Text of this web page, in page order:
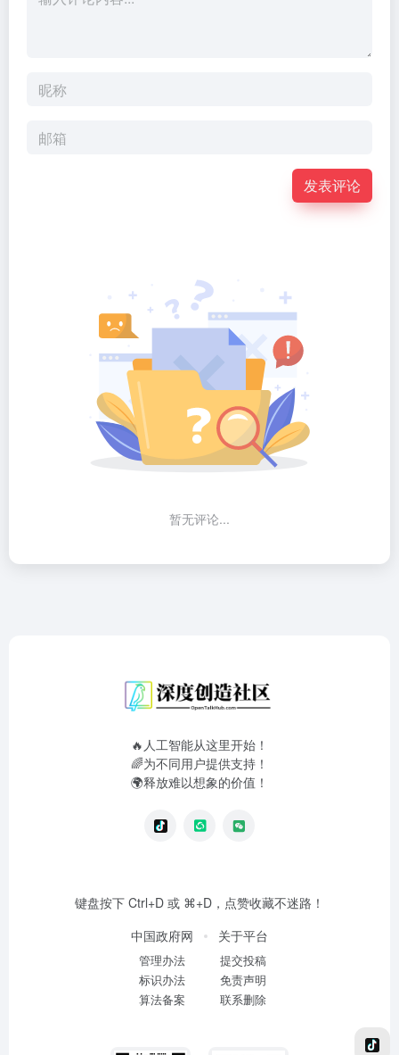
发表评论
暂无评论...
🔥人工智能从这里开始！
🌈为不同用户提供支持！
🌍释放难以想象的价值！
键盘按下 Ctrl+D 或 ⌘+D，点赞收藏不迷路！
中国政府网
管理办法
标识办法
算法备案
关于平台
提交投稿
免责声明
联系删除